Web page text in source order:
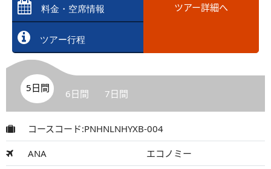
料金・空席情報
ツアー行程
ツアー詳細へ
5日間 6日間 7日間
コースコード:PNHNLNHYXB-004
ANA エコノミー